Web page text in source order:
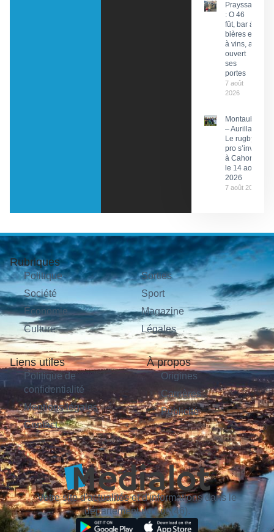
Prayssac
: O 46
fût, bar à
bières et
à vins, a
ouvert
ses
portes
7 août
2026
Montauban
– Aurillac :
Le rugby
pro s’invite
à Cahors
le 14 août
2026
7 août 2026
Rubriques
Politique
Société
Économie
Culture
Sorties
Sport
Magazine
Légales
Liens utiles
Politique de
confidentialité
Mentions légales
Contact
À propos
Origines
Carrières
Publicité
Votre site d'actualités et d'informations dans le
département du Lot (46).